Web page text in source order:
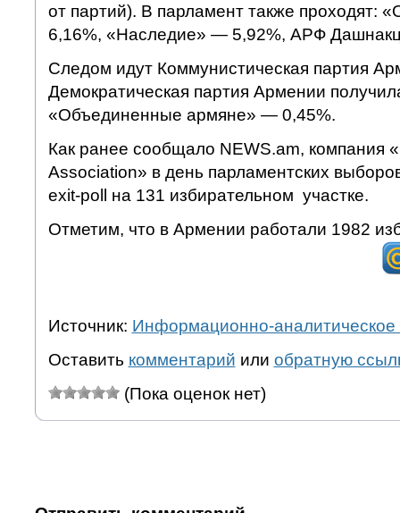
от партий). В парламент также проходят:
6,16%, «Наследие» — 5,92%, АРФ
Следом идут Коммунистическая партия
Демократическая партия Армении
«Объединенные армяне» — 0,45%.
Как ранее сообщало NEWS.am, компания
Association» в день парламентских
exit-poll на 131 избирательном участке.
Отметим, что в Армении работали 1982
Источник: Информационно-аналитическое
Оставить комментарий или обратную
(Пока оценок нет)